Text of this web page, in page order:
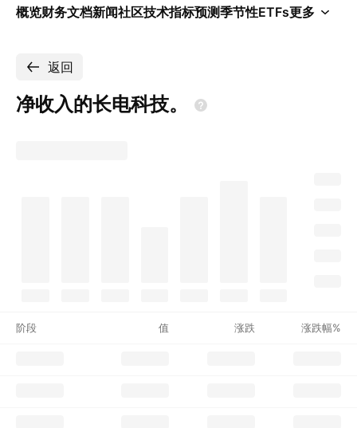
概览财务文档新闻社区技术指标预测季节性ETFs更多
返回
净收入的长电科技。
阶段 值 涨跌 涨跌幅%